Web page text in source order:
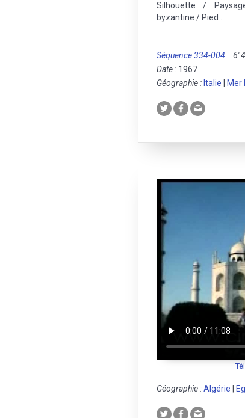
Silhouette /
byzantine / Pied .
Séquence 334-004 6'
Date : 1967
Géographie : Italie Mer
Géographie :Algérie